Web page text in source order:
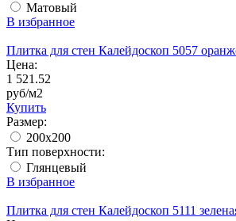
Матовый
В избранное
Плитка для стен Калейдоскоп 5057
Цена:
1 521.52
руб/м2
Купить
Размер:
200x200
Тип поверхности:
Глянцевый
В избранное
Плитка для стен Калейдоскоп 5111